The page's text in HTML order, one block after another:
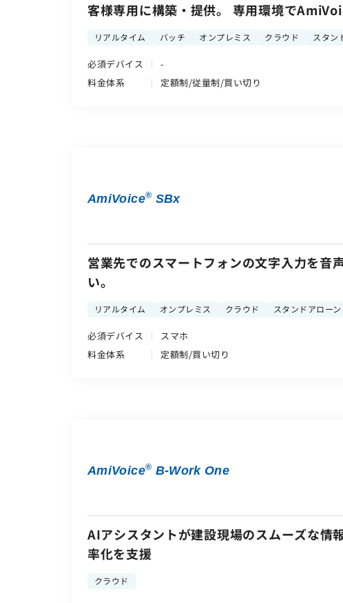
客様専用に構築・提供。 専用環境で
リアルタイム バッチ オンプレミス クラウド スタン
必須デバイス
-
料金体系
定額制/従量制/買い切り
AmiVoice® SBx
営業先でのスマートフォンの文字入力を音
い。
リアルタイム オンプレミス クラウド スタンドアローン
必須デバイス
スマホ
料金体系
定額制/買い切り
AmiVoice® B-Work One
AIアシスタントが建設現場のスムーズな情
率化を支援
クラウド